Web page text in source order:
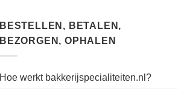
BESTELLEN, BETALEN,
BEZORGEN, OPHALEN
Hoe werkt bakkerijspecialiteiten.nl?